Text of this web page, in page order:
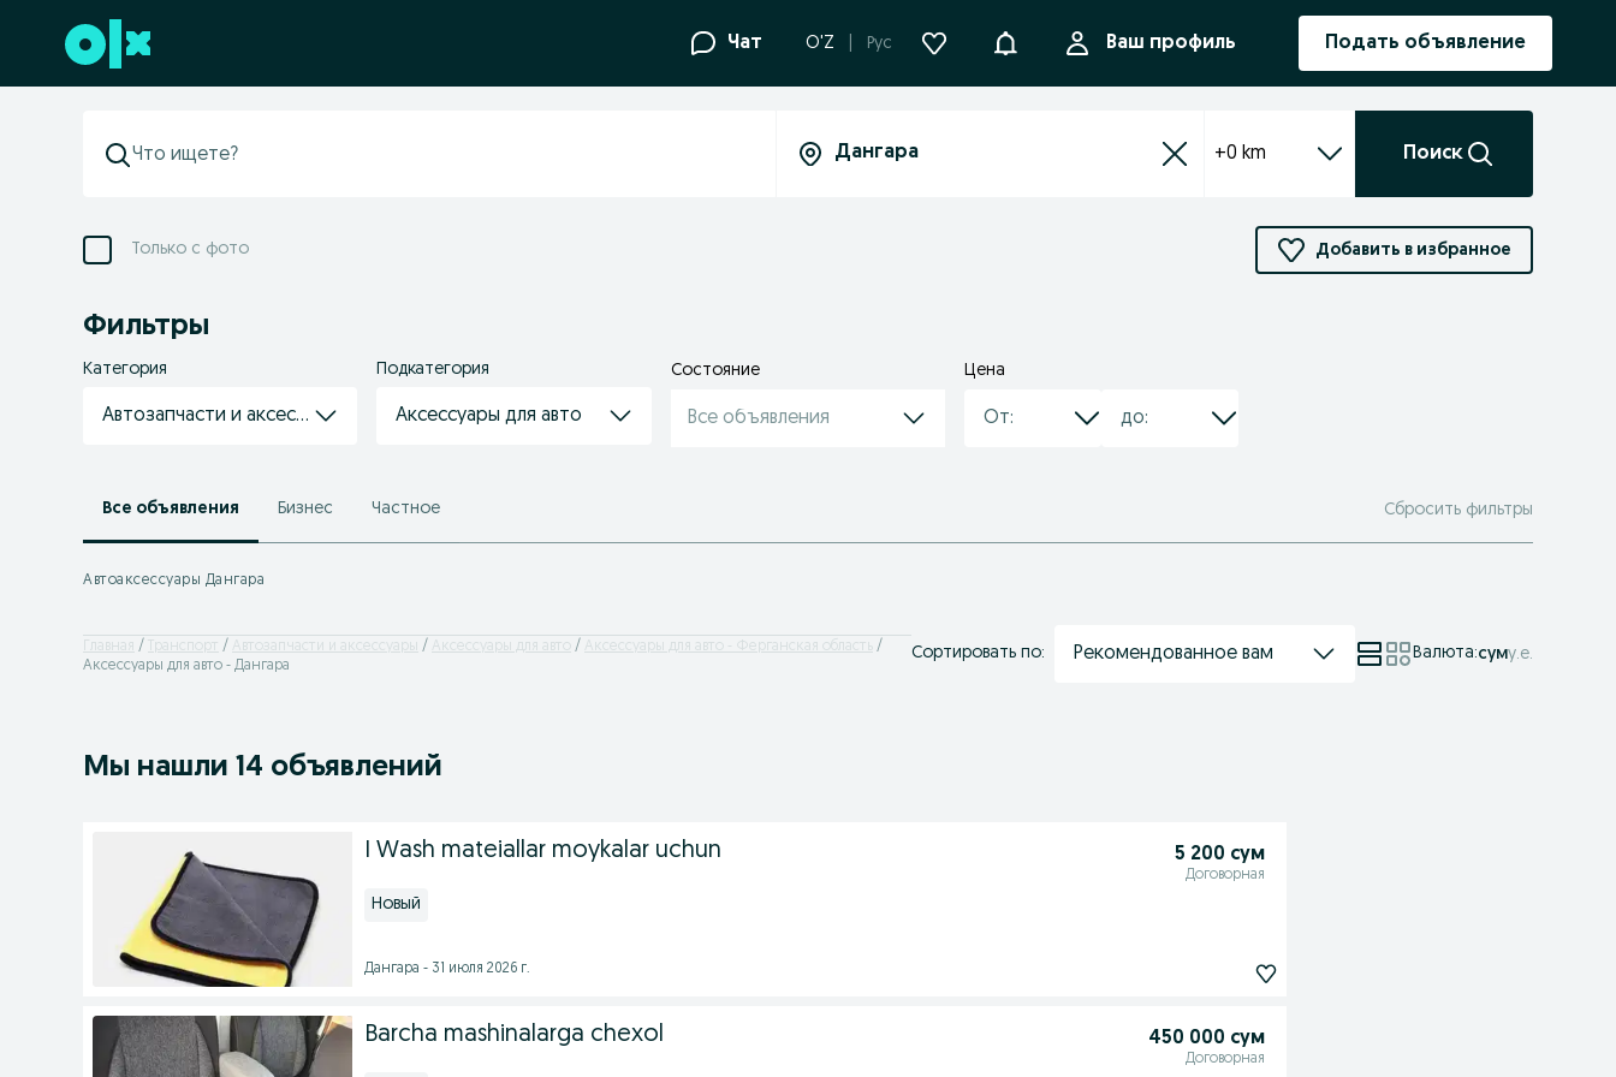
Перейти к нижнему колонтитулу Чат O'Z Рус УведомленияВаш профиль Подать объявление
+0 km Поиск
Только с фото Добавить в избранное
Фильтры
Категория
Автозапчасти и аксессуары
Подкатегория
Аксессуары для авто
Состояние
Все объявления
Цена
Все объявления Бизнес Частное Сбросить фильтры
Автоаксессуары Дангара
Главная Транспорт Автозапчасти и аксессуары Аксессуары для авто
Аксессуары для авто - Ферганская область
Аксессуары для авто - Дангара
Сортировать по: Рекомендованное вам Валюта:суму.е.
Мы нашли 14 объявлений
I Wash mateiallar moykalar uchun 5 200 сум
Договорная
Новый
Дангара - 31 июля 2026 г.
Barcha mashinalarga chexol 450 000 сум
Договорная